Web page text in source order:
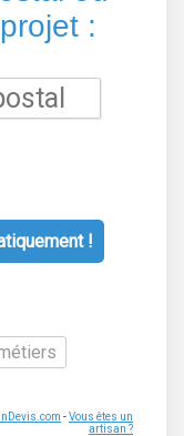
:
!
-Vous êtes un
artisan ?